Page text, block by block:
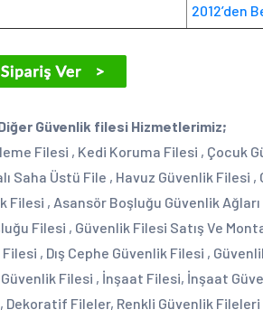
2012’den
Diğer Güvenlik filesi Hizmetlerimiz;
Filesi , Kedi Koruma Filesi , Çocuk
Saha Üstü File , Havuz Güvenlik Filesi
Filesi , Asansör Boşluğu Güvenlik
Filesi , Güvenlik Filesi Satış Ve
, Dış Cephe Güvenlik Filesi ,
Filesi , İnşaat Filesi, İnşaat
Fileler, Renkli Güvenlik Fileleri